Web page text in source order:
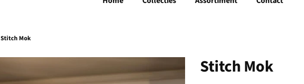
Stitch Mok
Stitch Mok